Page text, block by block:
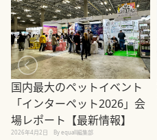
国内最大のペットイベント
「インターペット2026」会
場レポート【最新情報】
2026年4月2日 By equall編集部